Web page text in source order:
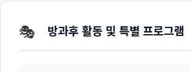
🎭 방과후 활동 및 특별 프로그램